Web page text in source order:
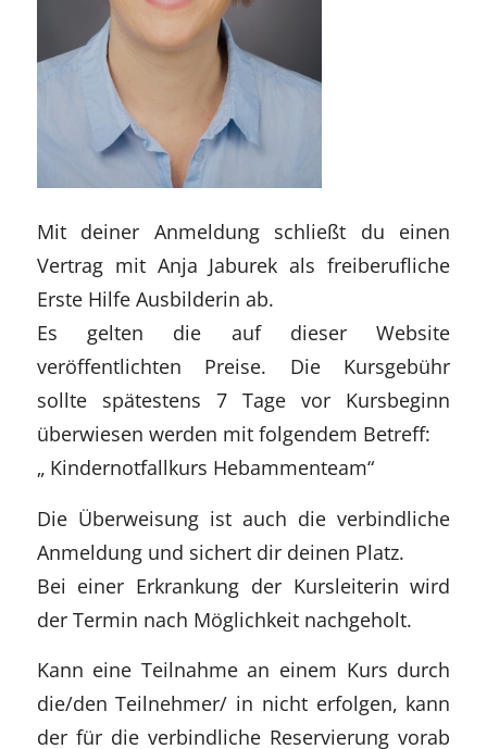
Mit deiner Anmeldung schließt du einen
Vertrag mit Anja Jaburek als freiberufliche
Erste Hilfe Ausbilderin ab.
Es gelten die auf dieser Website
veröffentlichten Preise. Die Kursgebühr
sollte spätestens 7 Tage vor Kursbeginn
überwiesen werden mit folgendem Betreff:
„ Kindernotfallkurs Hebammenteam“
Die Überweisung ist auch die verbindliche
Anmeldung und sichert dir deinen Platz.
Bei einer Erkrankung der Kursleiterin wird
der Termin nach Möglichkeit nachgeholt.
Kann eine Teilnahme an einem Kurs durch
die/den Teilnehmer/ in nicht erfolgen, kann
der für die verbindliche Reservierung vorab